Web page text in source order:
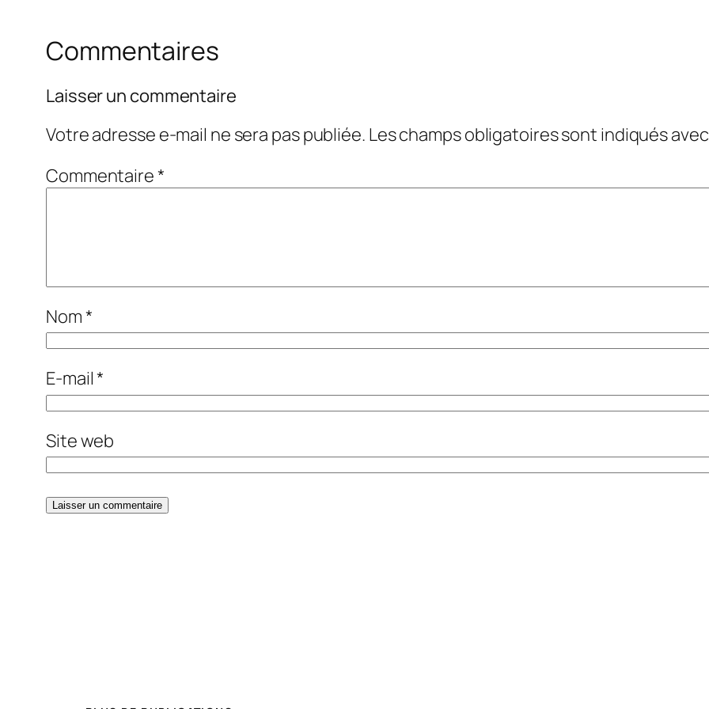
Commentaires
Laisser un commentaire
Votre adresse e-mail ne sera pas publiée. Les champs obligatoires sont indiqués
Commentaire*
Nom*
E-mail*
Site web